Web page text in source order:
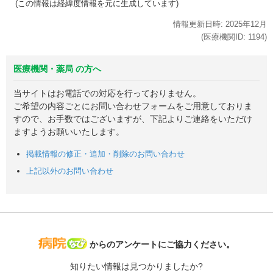
(この情報は経緯度情報を元に生成しています)
情報更新日時: 2025年12月
(医療機関ID: 1194)
医療機関・薬局 の方へ
当サイトはお電話での対応を行っておりません。
ご希望の内容ごとにお問い合わせフォームをご用意しておりま
すので、お手数ではございますが、下記よりご連絡をいただけ
ますようお願いいたします。
掲載情報の修正・追加・削除のお問い合わせ
上記以外のお問い合わせ
病院なび
からのアンケートにご協力ください。
知りたい情報は見つかりましたか?